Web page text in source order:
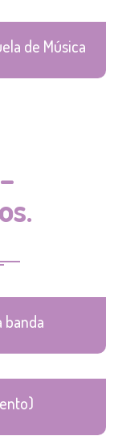
de Música
banda